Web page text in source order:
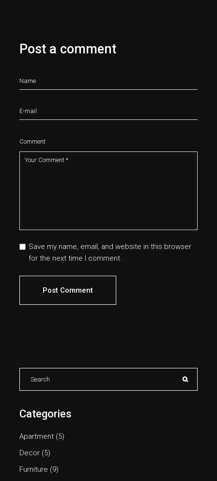
Post a comment
Comment
Save my name, email, and website in this browser
for the next time I comment.
Post Comment
Categories
Apartment (5)
Decor (5)
Furniture (9)